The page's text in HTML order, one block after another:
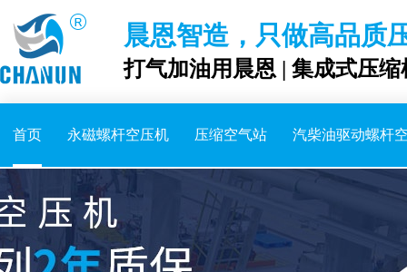
晨恩智造，只做高品质
打气加油用晨恩 | 集成式压
首页 永磁螺杆空压机 压缩空气站 汽柴油驱动螺杆